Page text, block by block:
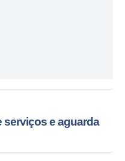
serviços e aguarda